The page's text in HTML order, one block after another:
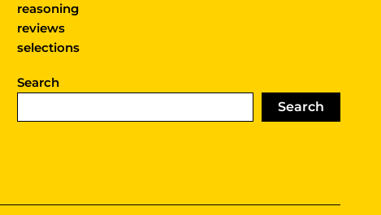
reasoning
reviews
selections
Search
Search